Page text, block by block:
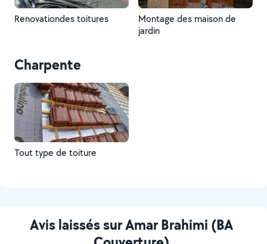
Renovationdes toitures
Montage des maison de
jardin
Charpente
Tout type de toiture
Avis laissés sur Amar Brahimi (BA